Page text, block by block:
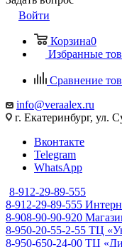
Войти
Корзина0
Избранные
Сравнение
info@veraalex.ru
г. Екатеринбург, ул.
Вконтакте
Telegram
WhatsApp
8-912-29-89-555
8-912-29-89-555
8-908-90-90-920
8-950-20-55-2-55 ТЦ
8-950-650-24-00 ТЦ